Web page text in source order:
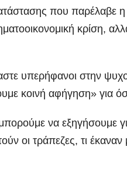
που παρέλαβε
κρίση,
υπερήφανοι στην
κοινή αφήγηση» για
να εξηγήσουμε
οι τράπεζες, τι